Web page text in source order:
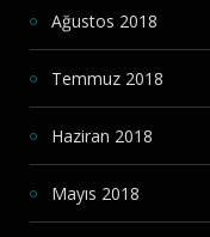
Ağustos 2018
Temmuz 2018
Haziran 2018
Mayıs 2018